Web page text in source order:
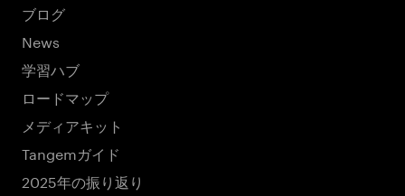
ブログ
News
学習ハブ
ロードマップ
メディアキット
Tangemガイド
2025年の振り返り